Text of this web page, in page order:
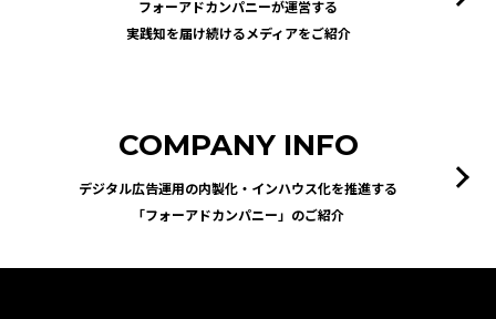
フォーアドカンパニーが運営する
実践知を届け続けるメディアをご紹介
COMPANY INFO
デジタル広告運用の内製化・インハウス化を推進する
「フォーアドカンパニー」のご紹介